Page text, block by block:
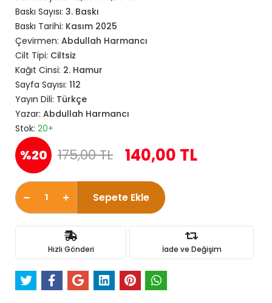
Baskı Sayısı: 3. Baskı
Baskı Tarihi: Kasım 2025
Çevirmen: Abdullah Harmancı
Cilt Tipi: Ciltsiz
Kağıt Cinsi: 2. Hamur
Sayfa Sayısı: 112
Yayın Dili: Türkçe
Yazar: Abdullah Harmancı
Stok: 20+
%20 175,00 TL 140,00 TL
Sepete Ekle
Hızlı Gönderi İade ve Değişim